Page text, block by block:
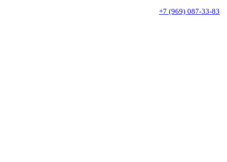
+7 (969) 087-33-83